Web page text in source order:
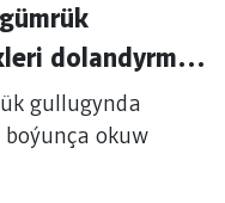
dolandyrmak
gullugynda
okuw